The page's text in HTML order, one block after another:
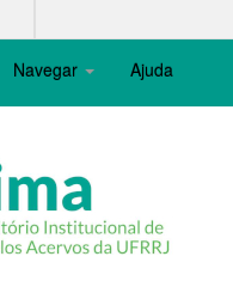
Navegar Ajuda